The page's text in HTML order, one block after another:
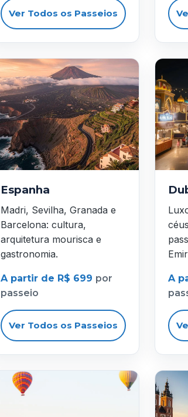
Ver Todos os Passeios
Espanha
Madri, Sevilha, Granada e
Barcelona: cultura,
arquitetura mourisca e
gastronomia.
A partir de R$ 699 por
passeio
Ver Todos os Passeios
A